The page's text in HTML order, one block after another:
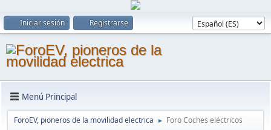
Iniciar sesión Registrarse
Menú Principal
ForoEV, pioneros de la movilidad electrica ► Foro Coches eléctricos